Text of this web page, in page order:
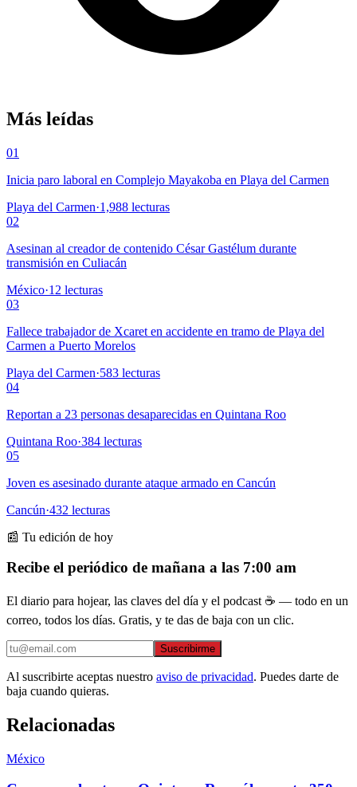
Más leídas
01
Inicia paro laboral en Complejo Mayakoba en Playa del Carmen
Playa del Carmen·1,988 lecturas
02
Asesinan al creador de contenido César Gastélum durante
transmisión en Culiacán
México·12 lecturas
03
Fallece trabajador de Xcaret en accidente en tramo de Playa del
Carmen a Puerto Morelos
Playa del Carmen·583 lecturas
04
Reportan a 23 personas desaparecidas en Quintana Roo
Quintana Roo·384 lecturas
05
Joven es asesinado durante ataque armado en Cancún
Cancún·432 lecturas
📰 Tu edición de hoy
Recibe el periódico de mañana a las 7:00 am
El diario para hojear, las claves del día y el podcast ☕ — todo en un
correo, todos los días. Gratis, y te das de baja con un clic.
Suscribirme
Al suscribirte aceptas nuestro aviso de privacidad. Puedes darte de
baja cuando quieras.
Relacionadas
México